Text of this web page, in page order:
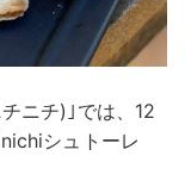
ニチ)｣では、12
シュトーレ